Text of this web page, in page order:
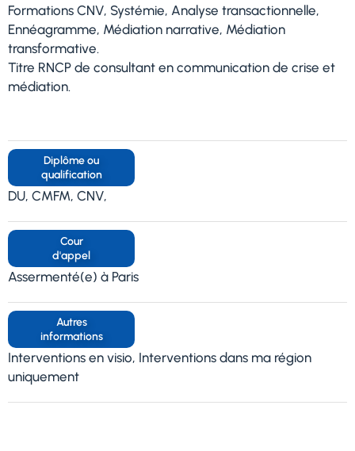
Formations CNV, Systémie, Analyse transactionnelle,
Ennéagramme, Médiation narrative, Médiation
transformative.
Titre RNCP de consultant en communication de crise et
médiation.
Diplôme ou
qualification
DU, CMFM, CNV,
Cour
d'appel
Assermenté(e) à Paris
Autres
informations
Interventions en visio, Interventions dans ma région
uniquement